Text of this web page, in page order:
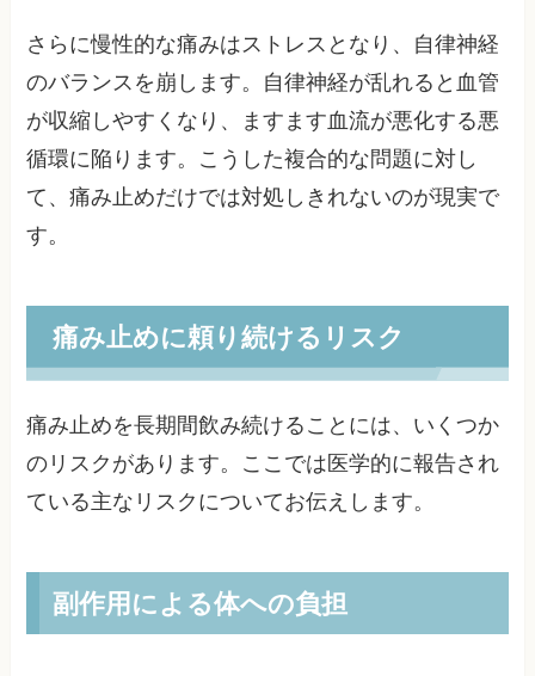
さらに慢性的な痛みはストレスとなり、自律神経
のバランスを崩します。自律神経が乱れると血管
が収縮しやすくなり、ますます血流が悪化する悪
循環に陥ります。こうした複合的な問題に対し
て、痛み止めだけでは対処しきれないのが現実で
す。
痛み止めに頼り続けるリスク
痛み止めを長期間飲み続けることには、いくつか
のリスクがあります。ここでは医学的に報告され
ている主なリスクについてお伝えします。
副作用による体への負担